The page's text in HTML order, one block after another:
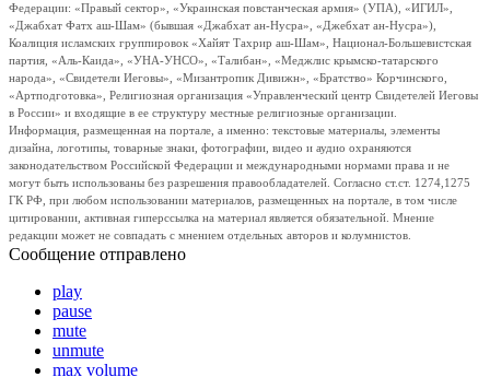
Федерации: «Правый сектор», «Украинская повстанческая армия» (УПА), «ИГИЛ»,
«Джабхат Фатх аш-Шам» (бывшая «Джабхат ан-Нусра», «Джебхат ан-Нусра»),
Коалиция исламских группировок «Хайят Тахрир аш-Шам», Национал-Большевистская
партия, «Аль-Каида», «УНА-УНСО», «Талибан», «Меджлис крымско-татарского
народа», «Свидетели Иеговы», «Мизантропик Дивижн», «Братство» Корчинского,
«Артподготовка», Религиозная организация «Управленческий центр Свидетелей Иеговы
в России» и входящие в ее структуру местные религиозные организации.
Информация, размещенная на портале, а именно: текстовые материалы, элементы
дизайна, логотипы, товарные знаки, фотографии, видео и аудио охраняются
законодательством Российской Федерации и международными нормами права и не
могут быть использованы без разрешения правообладателей. Согласно ст.ст. 1274,1275
ГК РФ, при любом использовании материалов, размещенных на портале, в том числе
цитировании, активная гиперссылка на материал является обязательной. Мнение
редакции может не совпадать с мнением отдельных авторов и колумнистов.
Сообщение отправлено
play
pause
mute
unmute
max volume